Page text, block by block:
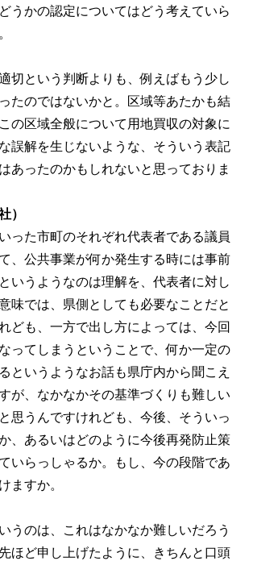
うかの認定についてはどう考えていら
切という判断よりも、例えばもう少し
たのではないかと。区域等あたかも結
の区域全般について用地買収の対象に
誤解を生じないような、そういう表記
あったのかもしれないと思っておりま
）
った市町のそれぞれ代表者である議員
、公共事業が何か発生する時には事前
いうようなのは理解を、代表者に対し
味では、県側としても必要なことだと
ども、一方で出し方によっては、今回
ってしまうということで、何か一定の
というようなお話も県庁内から聞こえ
が、なかなかその基準づくりも難しい
思うんですけれども、今後、そういっ
、あるいはどのように今後再発防止策
いらっしゃるか。もし、今の段階であ
ますか。
うのは、これはなかなか難しいだろう
ほど申し上げたように、きちんと口頭